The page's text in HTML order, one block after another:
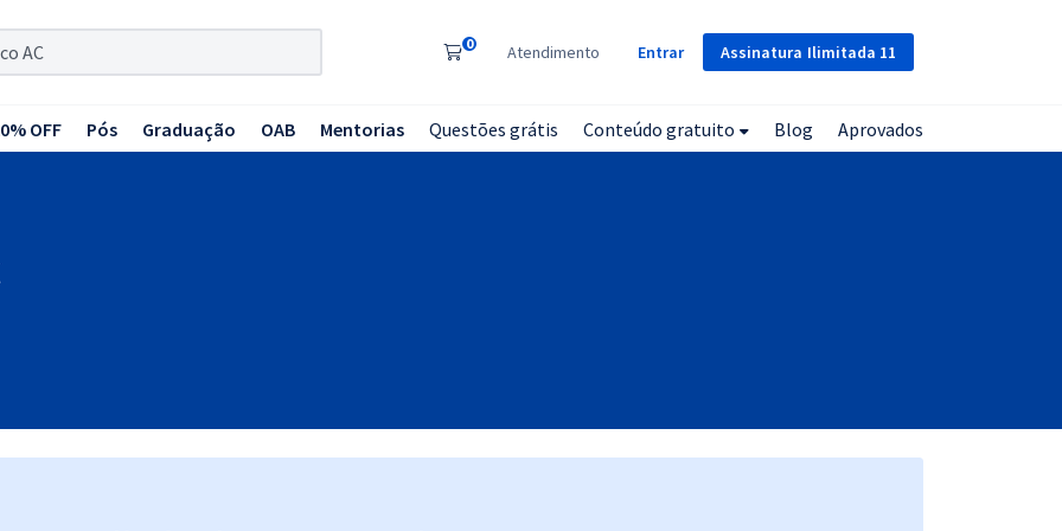
Assinatura Ilimitada 11
0 Atendimento Entrar
OFF Pós Graduação OAB Mentorias Questões grátis Conteúdo gratuito Blog Aprovados